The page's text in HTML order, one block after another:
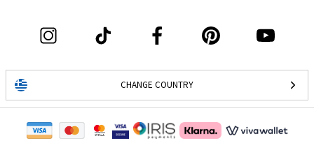
CHANGE COUNTRY